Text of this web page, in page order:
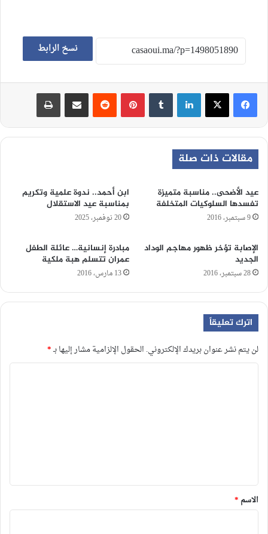
نسخ الرابط
لينكدإن بينتيريست
مقالات ذات صلة
عيد الأضحى.. مناسبة متميزة
تفسدها السلوكيات المتخلفة
9 سبتمبر، 2016
ابن أحمد.. ندوة علمية وتكريم
بمناسبة عيد الاستقلال
20 نوفمبر، 2025
الإصابة تؤخر ظهور مهاجم الوداد
الجديد
28 سبتمبر، 2016
مبادرة إنسانية… عائلة الطفل
عمران تتسلم هبة ملكية
13 مارس، 2016
اترك تعليقاً
لن يتم نشر عنوان بريدك الإلكتروني. الحقول الإلزامية مشار إليها بـ*
*
الاسم *